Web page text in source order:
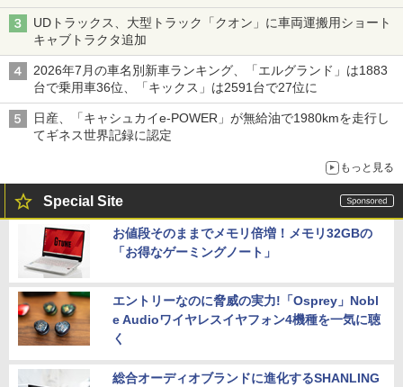
バス
UDトラックス、大型トラック「クオン」に車両運搬用ショート
キャブトラクタ追加
2026年7月の車名別新車ランキング、「エルグランド」は1883
台で乗用車36位、「キックス」は2591台で27位に
日産、「キャシュカイe-POWER」が無給油で1980kmを走行し
てギネス世界記録に認定
もっと見る
Special Site
お値段そのままでメモリ倍増！メモリ32GBの
「お得なゲーミングノート」
エントリーなのに脅威の実力!「Osprey」Nobl
e Audioワイヤレスイヤフォン4機種を一気に聴
く
総合オーディオブランドに進化するSHANLING